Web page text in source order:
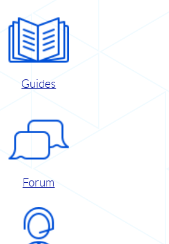
Guides
Forum